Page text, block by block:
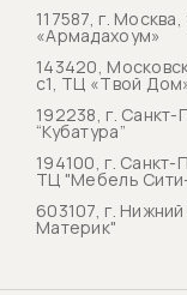
117587, г.
«Армадахоум»
143420,
с1, ТЦ «Твой
192238, г.
“Кубатура”
194100, г. Санкт-
ТЦ "Мебель
603107, г.
Материк"